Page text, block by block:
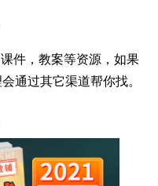
件，教案等资源，如果
通过其它渠道帮你找。